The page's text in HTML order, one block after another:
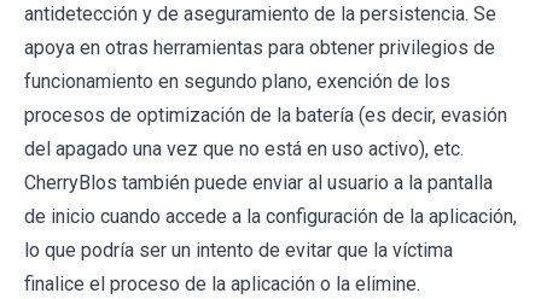
antidetección y de aseguramiento de la persistencia. Se
apoya en otras herramientas para obtener privilegios de
funcionamiento en segundo plano, exención de los
procesos de optimización de la batería (es decir, evasión
del apagado una vez que no está en uso activo), etc.
CherryBlos también puede enviar al usuario a la pantalla
de inicio cuando accede a la configuración de la aplicación,
lo que podría ser un intento de evitar que la víctima
finalice el proceso de la aplicación o la elimine.